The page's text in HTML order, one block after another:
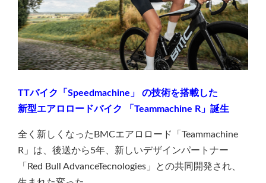
TTバイク「Speedmachine」 の技術を搭載した
新型エアロロードバイク 「Teammachine R」誕生
全く新しくなったBMCエアロロード「Teammachine
R」は、後送から5年、新しいデザインパートナー
「Red Bull AdvanceTecnologies」との共同開発され、